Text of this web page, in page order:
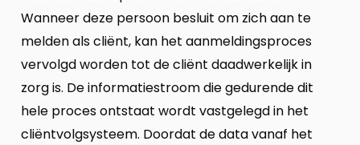
Wanneer deze persoon besluit om zich aan te
melden als cliënt, kan het aanmeldingsproces
vervolgd worden tot de cliënt daadwerkelijk in
zorg is. De informatiestroom die gedurende dit
hele proces ontstaat wordt vastgelegd in het
cliëntvolgsysteem. Doordat de data vanaf het